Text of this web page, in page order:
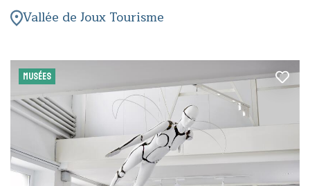
Vallée de Joux Tourisme
MUSÉES